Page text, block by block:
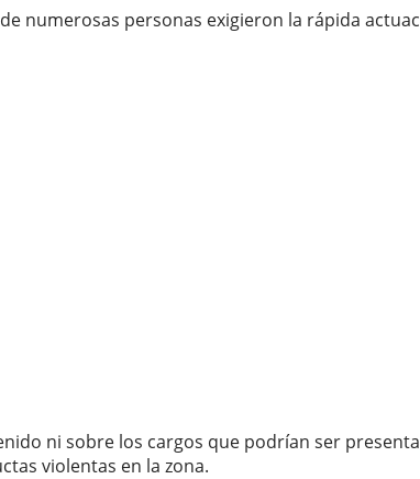
numerosas personas exigieron la rápida
ni sobre los cargos que podrían ser
violentas en la zona.